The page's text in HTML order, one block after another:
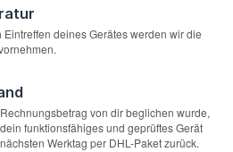
Eintreffen deines Gerätes werden wir die
von dir beglichen wurde,
funktionsfähiges und geprüftes Gerät
Werktag per DHL-Paket zurück.